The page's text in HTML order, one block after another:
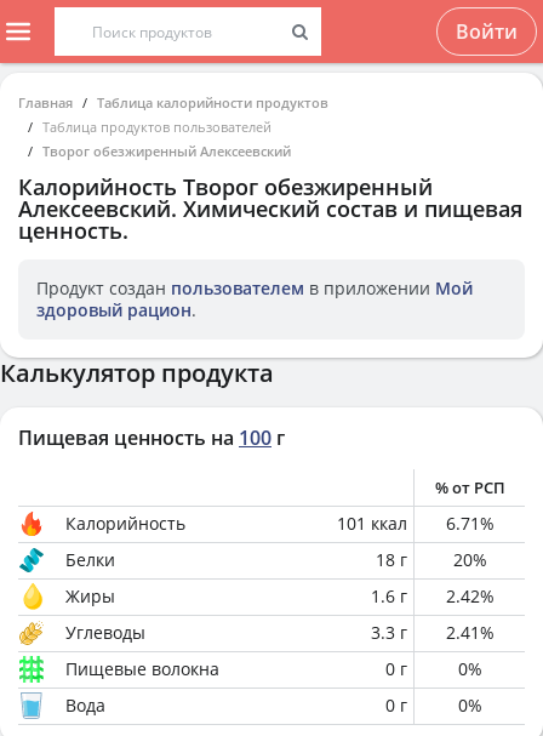
Войти
Главная
Таблица калорийности продуктов
Таблица продуктов пользователей
Творог обезжиренный Алексеевский
Калорийность Творог обезжиренный
Алексеевский. Химический состав и пищевая
ценность.
Продукт создан пользователем в приложении Мой
здоровый рацион.
Калькулятор продукта
Пищевая ценность на 100 г
% от РСП
Калорийность 101 ккал 6.71%
Белки
18 г 20%
Жиры
1.6 г 2.42%
Углеводы
3.3 г 2.41%
Пищевые волокна
0 г 0%
Вода
0 г 0%